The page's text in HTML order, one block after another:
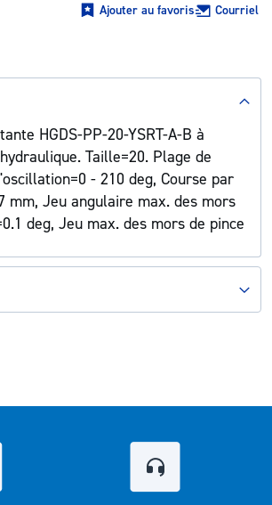
Ajouter au favoris Courriel
HGDS-PP-20-YSRT-A-B à
Taille=20. Plage de
- 210 deg, Course par
mm, Jeu angulaire max. des mors
deg, Jeu max. des mors de pince